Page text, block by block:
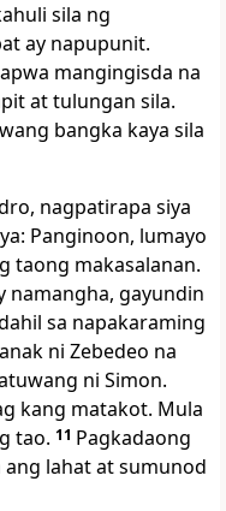
sila ng
ay napupunit.
mangingisda na
at tulungan sila.
bangka kaya sila
nagpatirapa siya
Panginoon, lumayo
taong makasalanan.
namangha, gayundin
sa napakaraming
ni Zebedeo na
ni Simon.
kang matakot. Mula
tao. 11 Pagkadaong
lahat at sumunod